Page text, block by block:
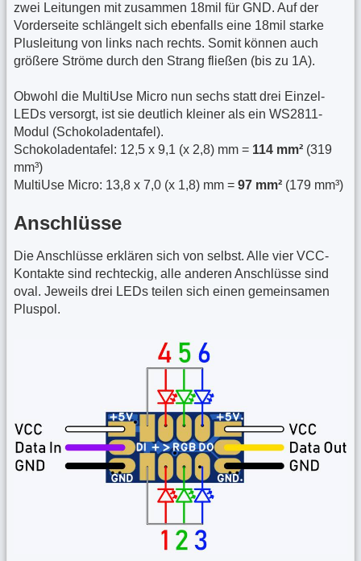
zwei Leitungen mit zusammen 18mil für GND. Auf der
Vorderseite schlängelt sich ebenfalls eine 18mil starke
Plusleitung von links nach rechts. Somit können auch
größere Ströme durch den Strang fließen (bis zu 1A).
Obwohl die MultiUse Micro nun sechs statt drei Einzel-
LEDs versorgt, ist sie deutlich kleiner als ein WS2811-
Modul (Schokoladentafel).
Schokoladentafel: 12,5 x 9,1 (x 2,8) mm = 114 mm² (319
mm³)
MultiUse Micro: 13,8 x 7,0 (x 1,8) mm = 97 mm² (179 mm³)
Anschlüsse
Die Anschlüsse erklären sich von selbst. Alle vier VCC-
Kontakte sind rechteckig, alle anderen Anschlüsse sind
oval. Jeweils drei LEDs teilen sich einen gemeinsamen
Pluspol.